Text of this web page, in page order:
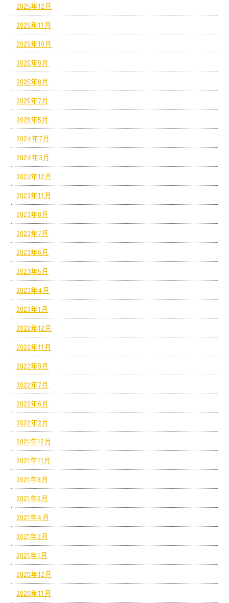
2025年12月
2025年11月
2025年10月
2025年9月
2025年8月
2025年7月
2025年5月
2024年7月
2024年3月
2023年12月
2023年11月
2023年8月
2023年7月
2023年6月
2023年5月
2023年4月
2023年1月
2022年12月
2022年11月
2022年9月
2022年7月
2022年6月
2022年2月
2021年12月
2021年11月
2021年8月
2021年6月
2021年4月
2021年3月
2021年1月
2020年12月
2020年11月